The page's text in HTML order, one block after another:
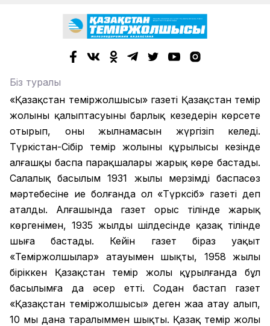
Біз туралы
«Қазақстан теміржолшысы» газеті Қазақстан темір
жолының қалыптасуының барлық кезеңдерін көрсете
отырып, оның жылнамасын жүргізіп келеді.
Түркістан-Сібір темір жолының құрылысы кезінде
алғашқы баспа парақшалары жарық көре бастады.
Салалық басылым 1931 жылы мерзімді баспасөз
мәртебесіне ие болғанда ол «Түрксіб» газеті деп
аталды. Алғашында газет орыс тілінде жарық
көргенімен, 1935 жылдың шілдесінде қазақ тілінде
шыға бастады. Кейін газет біраз уақыт
«Теміржолшылар» атауымен шықты, 1958 жылы
біріккен Қазақстан темір жолы құрылғанда бұл
басылымға да әсер етті. Содан бастап газет
«Қазақстан теміржолшысы» деген жаңа атау алып,
10 мың дана таралыммен шықты. Қазақ темір жолы